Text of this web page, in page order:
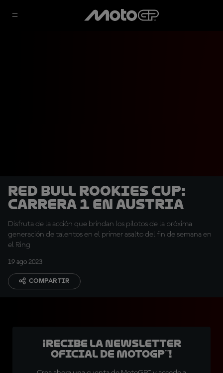
Red Bull Rookies Cup:
Carrera 1 en Austria
Disfruta de la acción que brindan los pilotos de la próxima
generación de talentos en el primer asalto del fin de semana en
el Ring
19 ago 2023
COMPARTIR
¡Recibe la Newsletter
oficial de MotoGP™!